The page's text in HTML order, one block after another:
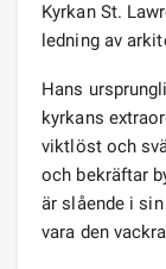
Kyrkan St.
ledning av
Hans
kyrkans
viktlöst och
och bekräftar
är slående i
vara den